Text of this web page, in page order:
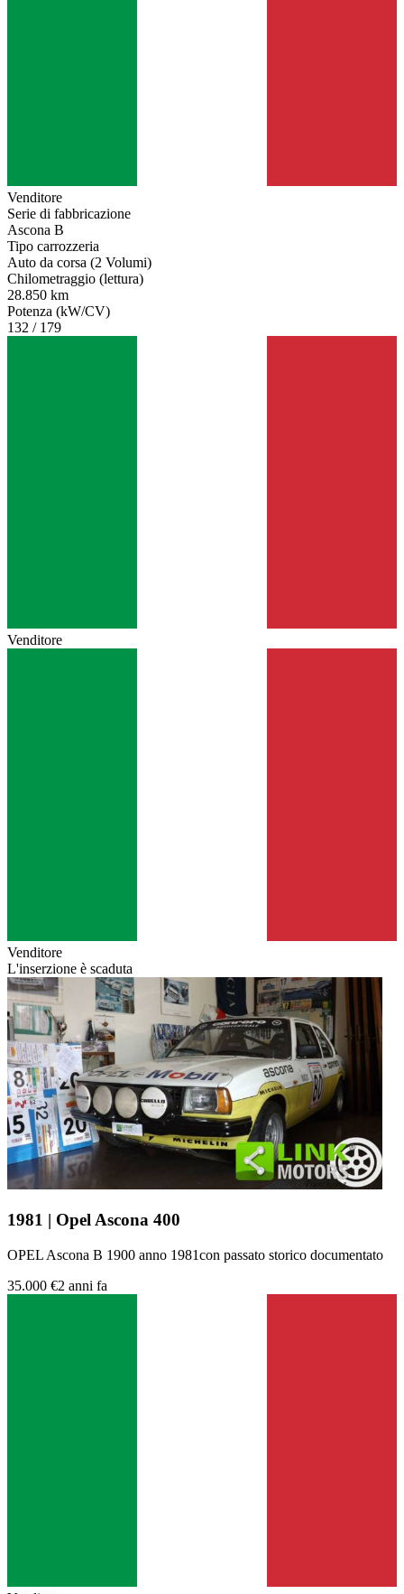
Venditore
Serie di fabbricazione
Ascona B
Tipo carrozzeria
Auto da corsa (2 Volumi)
Chilometraggio (lettura)
28.850 km
Potenza (kW/CV)
132 / 179
Venditore
Venditore
L'inserzione è scaduta
1981 | Opel Ascona 400
OPEL Ascona B 1900 anno 1981con passato storico documentato
35.000 €2 anni fa